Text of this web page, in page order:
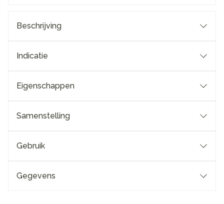
Beschrijving
Indicatie
Eigenschappen
Samenstelling
Gebruik
Gegevens